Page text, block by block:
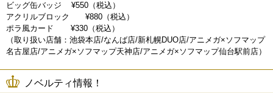
ビッグ缶バッジ ¥550（税込）
アクリルブロック ¥880（税込）
ポラ風カード ¥330（税込）
（取り扱い店舗：池袋本店/なんば店/新札幌DUO店/アニメガ×ソフマップ
名古屋店/アニメガ×ソフマップ天神店/アニメガ×ソフマップ仙台駅前店）
ノベルティ情報！